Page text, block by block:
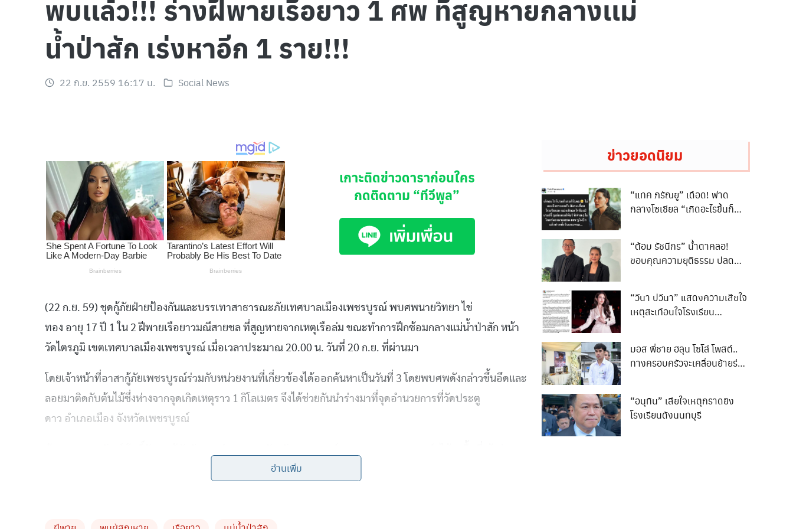
พบเเล้ว!!! ร่างฝีพายเรือยาว 1 ศพ ที่สูญหายกลางเเม่
น้ำป่าสัก เร่งหาอีก 1 ราย!!!
22 ก.ย. 2559 16:17 น. Social News
เกาะติดข่าวดาราก่อนใคร
กดติดตาม “ทีวีพูล”
(22 ก.ย. 59) ชุดกู้ภัยฝ่ายป้องกันและบรรเทาสาธารณะภัยเทศบาลเมืองเพชรบูรณ์ พบศพนายวิทยา ไข่
ทอง อายุ 17 ปี 1 ใน 2 ฝีพายเรือยาวมณีสายชล ที่สูญหายจากเหตุเรือล่ม ขณะทำการฝึกซ้อมกลางแม่น้ำป่าสัก หน้า
วัดไตรภูมิ เขตเทศบาลเมืองเพชรบูรณ์ เมื่อเวลาประมาณ 20.00 น. วันที่ 20 ก.ย. ที่ผ่านมา
โดยเจ้าหน้าที่อาสากู้ภัยเพชรบูรณ์ร่วมกับหน่วยงานที่เกี่ยวข้องได้ออกค้นหาเป็นวันที่ 3 โดยพบศพดังกล่าวขึ้นอึดและ
ลอยมาติดกับต้นไม้ซึ่งห่างจากจุดเกิดเหตุราว 1 กิโลเมตร จึงได้ช่วยกันนำร่างมาที่จุดอำนวยการที่วัดประตู
ดาว อำเภอเมือง จังหวัดเพชรบูรณ์
ตรวจสอบ พบว่าทั้งรูปร่างและเสื้อผ้าที่สวมใส่ตลอดจนบริเวณขามีรอยของการดามขาที่หัก ศพที่พบมั่นใจว่าเป็นร่าง
อ่านเพิ่ม
ข่าวยอดนิยม
“แทค ภรัณยู” เดือด! ฟาด
กลางโซเชียล “เกิดอะไรขึ้นก็
“ต้อม รัชนีกร” น้ำตาคลอ!
ขอบคุณความยุติธรรม ปลด
“วีนา ปวีนา” แสดงความเสียใจ
เหตุสะเทือนใจโรงเรียน
มอส พี่ชาย ฮลุน โซโล่ โพสต์..
ทางครอบครัวจะเคลื่อนย้ายร่าง
“อนุทิน” เสียใจเหตุกราดยิง
โรงเรียนดังนนทบุรี